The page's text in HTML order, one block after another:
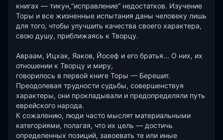
книгах — тикун,“исправление” недостатков. Изучение
Торы и все жизненные испытания даны человеку лишь
для того, чтобы улучшить качества своего характера,
свою душу, приближаясь к Творцу.
Авраам, Ицхак, Яаков, Йосеф и его братья... О них, их
отношении к Творцу и миру,
говорилось в первой книге Торы — Берешит.
Преодолевая трудности судьбы, совершенствуя
характеры, они прокладывали и предопределяли путь
еврейского народа.
К сожалению, люди часто мыслят материальными
категориями, полагая, что их цель — достичь
определенных позиций, завоевать те или иные